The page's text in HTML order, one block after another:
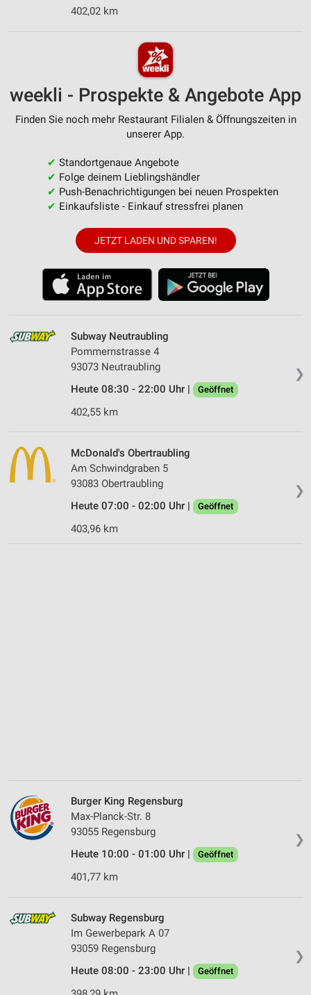
402,02 km
weekli - Prospekte & Angebote App
Finden Sie noch mehr Restaurant Filialen & Öffnungszeiten in
unserer App.
✔ Standortgenaue Angebote
✔ Folge deinem Lieblingshändler
✔ Push-Benachrichtigungen bei neuen Prospekten
✔ Einkaufsliste - Einkauf stressfrei planen
JETZT LADEN UND SPAREN!
❯
Subway Neutraubling
Pommernstrasse 4
93073 Neutraubling
Heute 08:30 - 22:00 Uhr |
Geöffnet
402,55 km
❯
McDonald's Obertraubling
Am Schwindgraben 5
93083 Obertraubling
Heute 07:00 - 02:00 Uhr |
Geöffnet
403,96 km
❯
Burger King Regensburg
Max-Planck-Str. 8
93055 Regensburg
Heute 10:00 - 01:00 Uhr |
Geöffnet
401,77 km
❯
Subway Regensburg
Im Gewerbepark A 07
93059 Regensburg
Heute 08:00 - 23:00 Uhr |
Geöffnet